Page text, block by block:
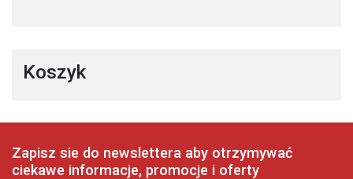
Koszyk
Zapisz sie do newslettera aby otrzymywać
ciekawe informacje, promocje i oferty